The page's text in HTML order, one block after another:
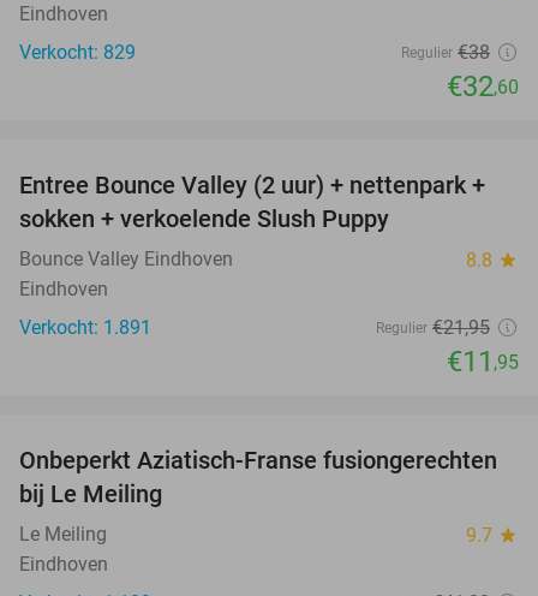
Eindhoven
Verkocht: 829
Regulier €38
€32,60
46%
Entree Bounce Valley (2 uur) + nettenpark +
sokken + verkoelende Slush Puppy
Bounce Valley Eindhoven 8.8 star
Eindhoven
Verkocht: 1.891
Regulier €21,95
€11 ,95
19%
Onbeperkt Aziatisch-Franse fusiongerechten
bij Le Meiling
Le Meiling 9.7 star
Eindhoven